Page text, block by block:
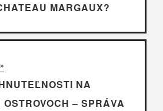
MARGAUX?
NA
– SPRÁVA